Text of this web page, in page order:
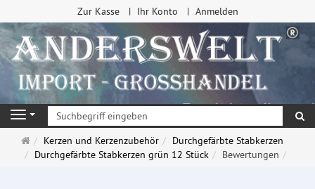
Zur Kasse Ihr Konto Anmelden
Navigation
Startseite
Kerzen und Kerzenzubehör
Durchgefärbte Stabkerzen
Durchgefärbte Stabkerzen grün 12 Stück
Bewertungen